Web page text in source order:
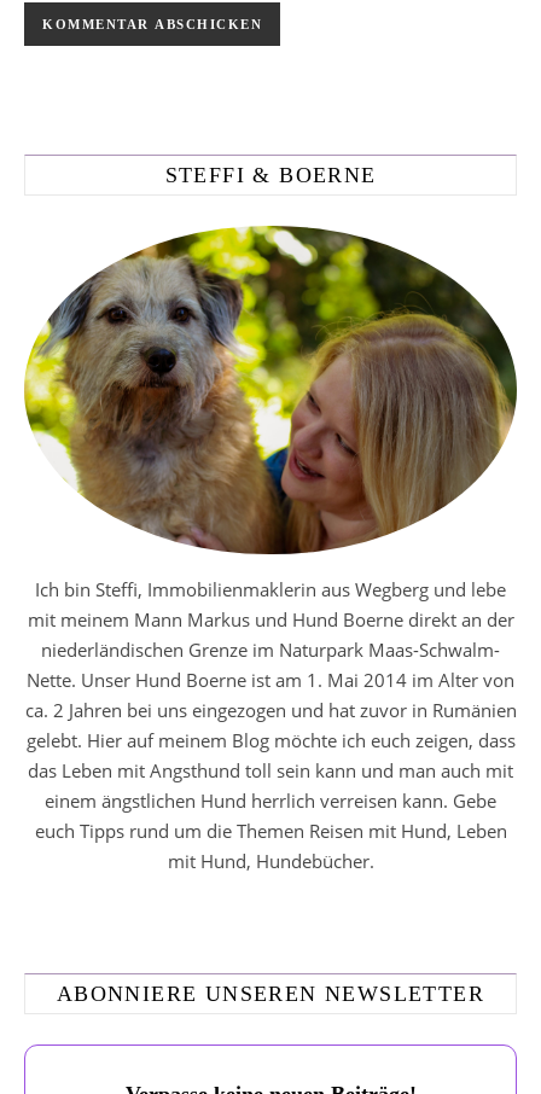
STEFFI & BOERNE
Ich bin Steffi, Immobilienmaklerin aus Wegberg und lebe
mit meinem Mann Markus und Hund Boerne direkt an der
niederländischen Grenze im Naturpark Maas-Schwalm-
Nette. Unser Hund Boerne ist am 1. Mai 2014 im Alter von
ca. 2 Jahren bei uns eingezogen und hat zuvor in Rumänien
gelebt. Hier auf meinem Blog möchte ich euch zeigen, dass
das Leben mit Angsthund toll sein kann und man auch mit
einem ängstlichen Hund herrlich verreisen kann. Gebe
euch Tipps rund um die Themen Reisen mit Hund, Leben
mit Hund, Hundebücher.
ABONNIERE UNSEREN NEWSLETTER